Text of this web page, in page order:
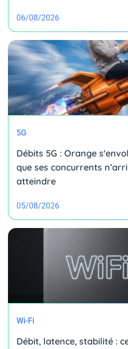
06/08/2026
5G
Débits 5G : Orange
que ses concurrents
atteindre
05/08/2026
Wi-Fi
Débit, latence, stabilité :